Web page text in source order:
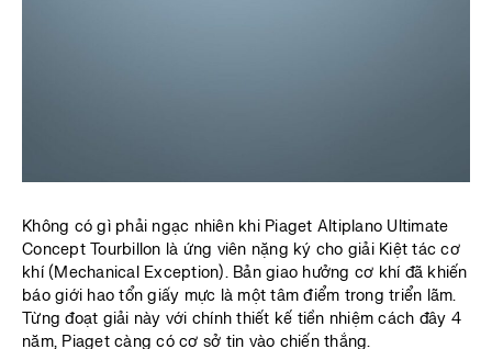
Không có gì phải ngạc nhiên khi Piaget Altiplano Ultimate
Concept Tourbillon là ứng viên nặng ký cho giải Kiệt tác cơ
khí (Mechanical Exception). Bản giao hưởng cơ khí đã khiến
báo giới hao tổn giấy mực là một tâm điểm trong triển lãm.
Từng đoạt giải này với chính thiết kế tiền nhiệm cách đây 4
năm, Piaget càng có cơ sở tin vào chiến thắng.